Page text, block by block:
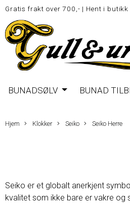
Gratis frakt over 700,- | Hent i butikk
BUNADSØLV BUNAD
Hjem Klokker Seiko Seiko Herre
Seiko er et globalt anerkjent
kvalitet som ikke bare er vakre og